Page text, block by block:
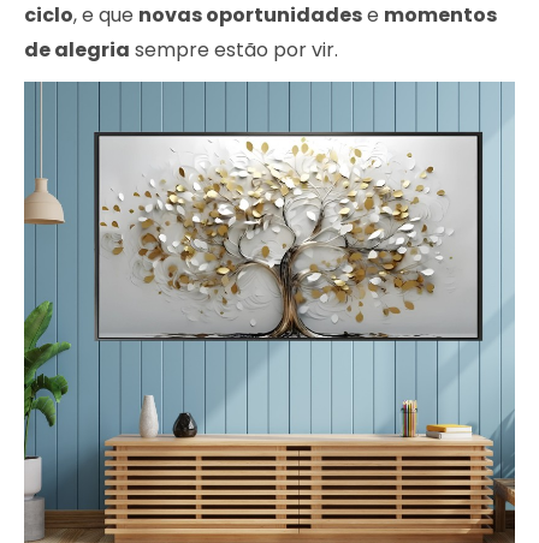
ciclo, e que novas oportunidadese momentos
de alegria sempre estão por vir.